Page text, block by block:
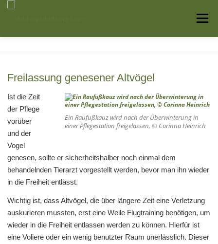
Menü
Auffangstationen
Freilassung genesener Altvögel
Ein Raufußkauz wird nach der Überwinterung in
einer Pflegestation freigelassen, © Corinna Heinrich
Ist die Zeit
der Pflege
vorüber
und der
Vogel
genesen, sollte er sicherheitshalber noch einmal dem
behandelnden Tierarzt vorgestellt werden, bevor man ihn wieder
in die Freiheit entlässt.
Wichtig ist, dass Altvögel, die über längere Zeit eine Verletzung
auskurieren mussten, erst eine Weile Flugtraining benötigen, um
wieder in die Freiheit entlassen werden zu können. Hierfür ist
eine Voliere oder ein wenig benutzter Raum unerlässlich. Dieser